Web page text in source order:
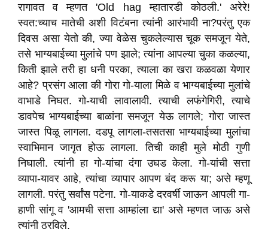
रागावत व म्हणत 'Old hagम्हातारडी कोठली.'अरेरे!
स्वत:च्याच मातेची अशी विटंबना त्यांनी आरंभावी ना?परंतु एक
दिवस असा येतो की,ज्या वेळेस चुकलेल्यास चूक समजून येते,
तसे भाग्यबाईच्या मुलांचे पण झाले;त्यांना आपल्या चुका कळल्या,
किती झाले तरी हा धनी परका,त्याला का खरा कळवळा येणार
आहे?प्रसंग आला की गोरा गो-याला मिळे व भाग्यबाईच्या मुलांचे
वाभाडे निघत. गो-याची लावालावी. त्याची लफंगेगिरी,त्याचे
डावपेच भाग्यबाईच्या बाळांना समजून येऊ लागले;गोरा जास्त
जास्त पिळू लागला. दडपू लागला-तसतसा भाग्यबाईच्या मुलांचा
स्वाभिमान जागृत होऊ लागला. तिची काही मुले मोठी गुणी
निघाली. त्यांनी हा गो-यांचा दंगा उघड केला. गो-यांची सत्ता
व्यापा-यावर आहे,त्यांचा व्यापार आपण बंद करू या; असे म्हणू
लागली. परंतु सर्वांस पटेना. गो-याकडे दरवर्षी जाऊन आपली गा-
हाणी सांगू व 'आमची सत्ता आम्हांला द्या' असे म्हणत जाऊ असे
त्यांनी ठरविले.